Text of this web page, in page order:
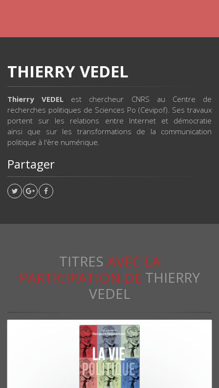
THIERRY VEDEL
Thierry VEDEL est chercheur CNRS au Centre de
recherches politiques de Sciences Po (Cevipof). Ses travaux
portent sur les relations entre Internet et démocratie
ainsi que sur les transformations de la communication
politique à l'ère numérique.
Partager
TITRES AVEC LA
PARTICIPATION DE THIERRY
VEDEL